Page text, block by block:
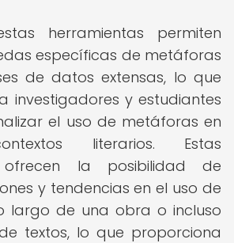
herramientas permiten
específicas de metáforas
de datos extensas, lo que
investigadores y estudiantes
el uso de metáforas en
literarios. Estas
ofrecen la posibilidad de
y tendencias en el uso de
largo de una obra o incluso
textos, lo que proporciona